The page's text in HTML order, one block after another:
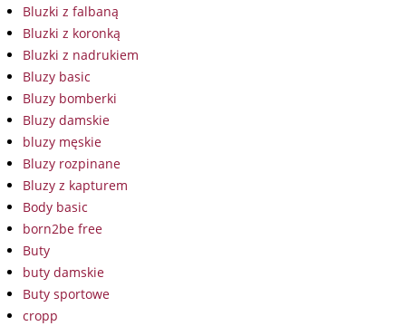
Bluzki z falbaną
Bluzki z koronką
Bluzki z nadrukiem
Bluzy basic
Bluzy bomberki
Bluzy damskie
bluzy męskie
Bluzy rozpinane
Bluzy z kapturem
Body basic
born2be free
Buty
buty damskie
Buty sportowe
cropp